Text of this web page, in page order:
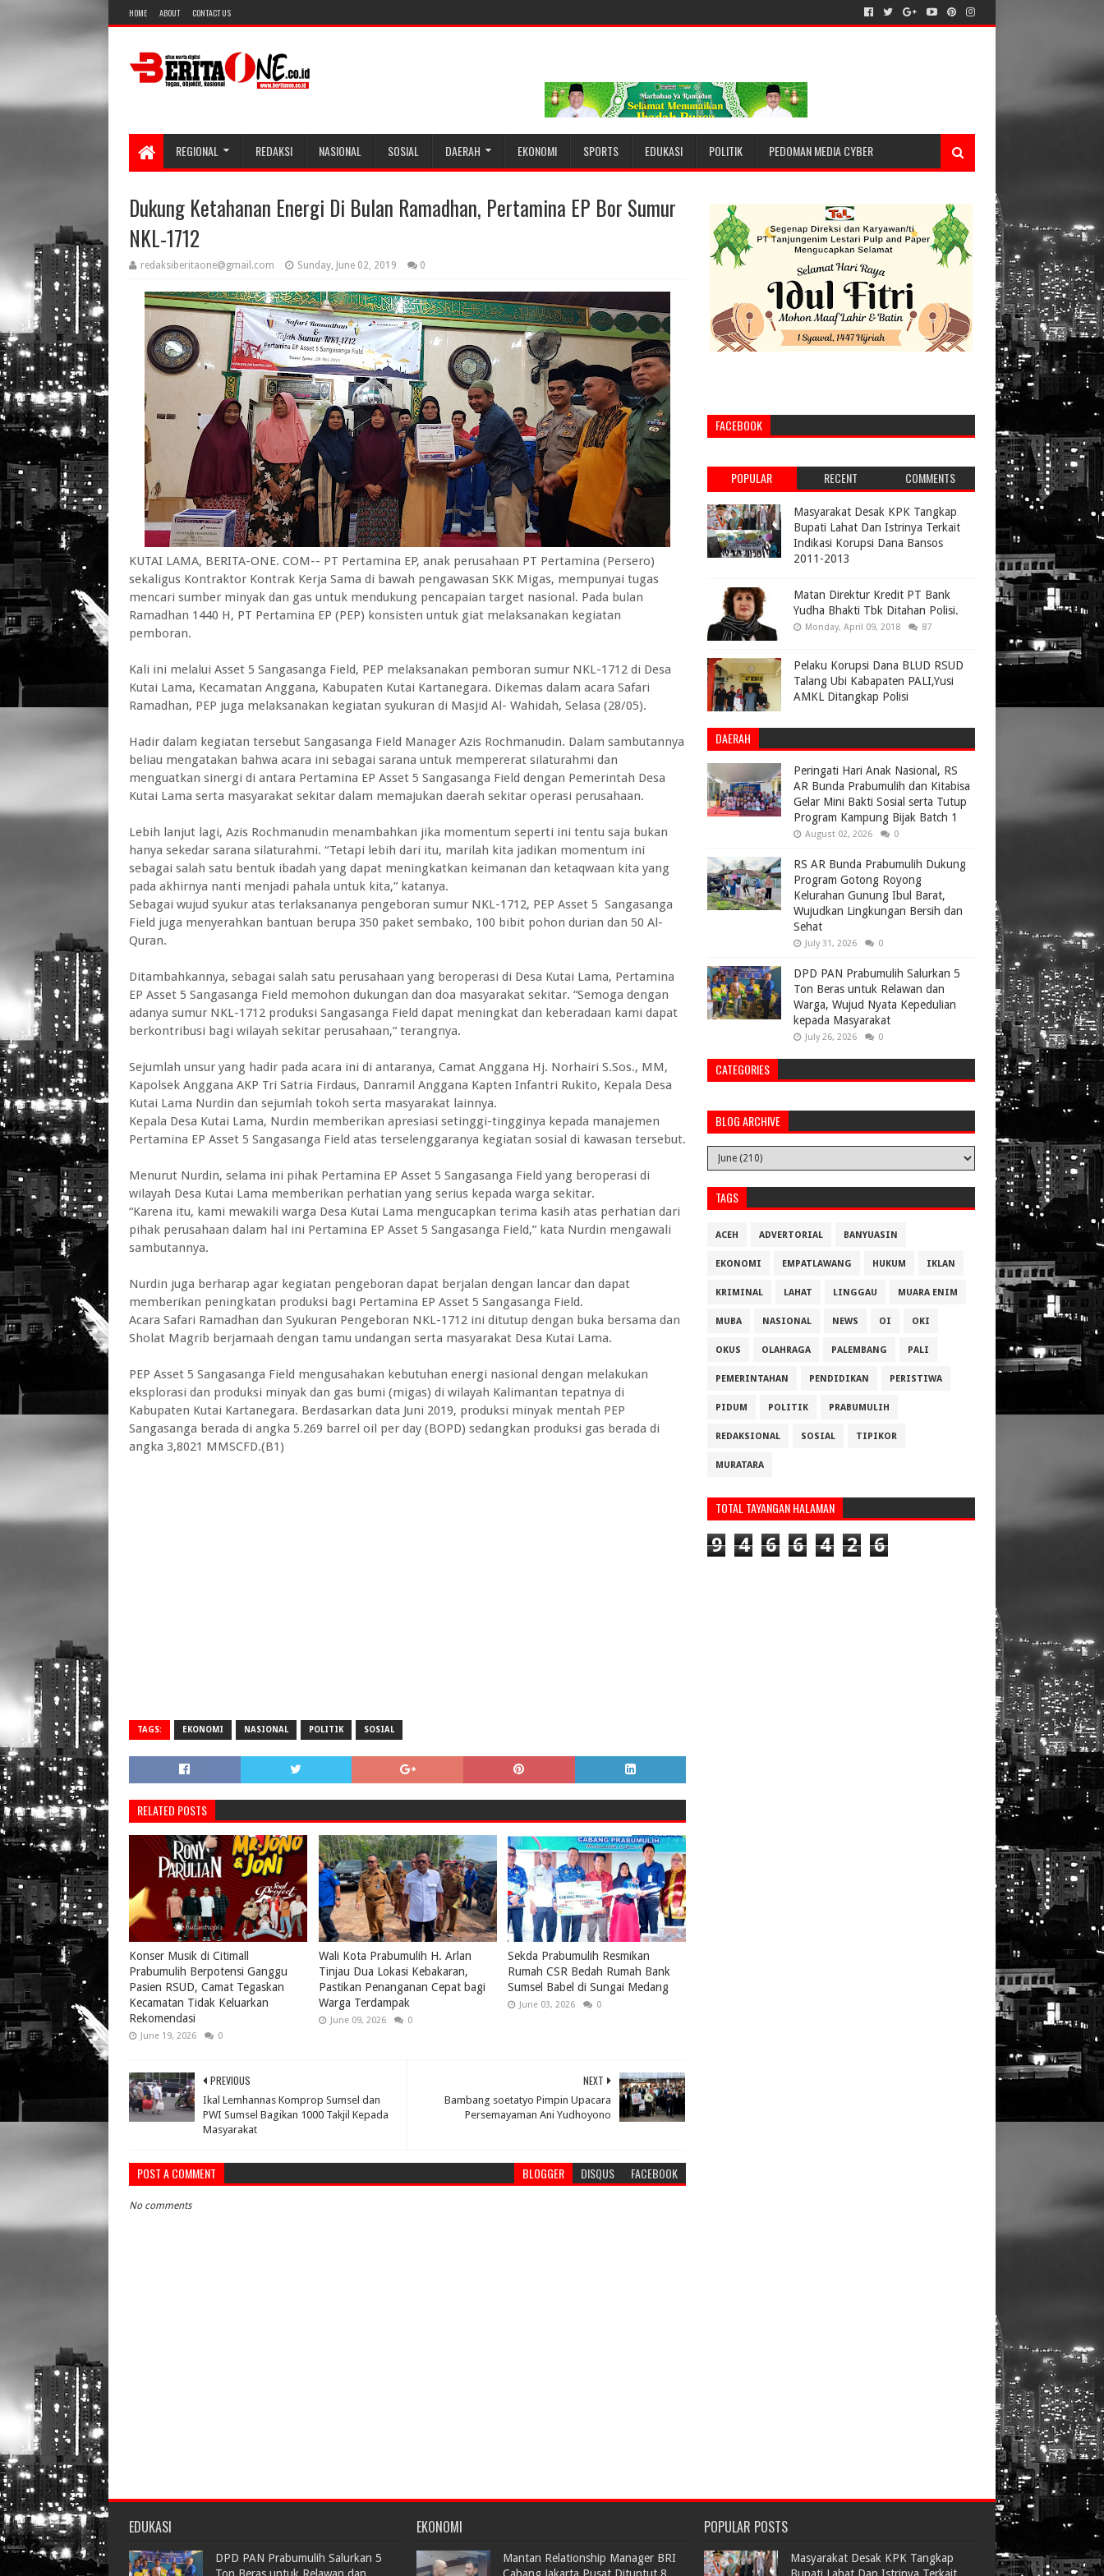
HOME ABOUT CONTACT US
REGIONAL REDAKSI NASIONAL SOSIAL DAERAH EKONOMI SPORTS EDUKASI POLITIK PEDOMAN MEDIA CYBER
Dukung Ketahanan Energi Di Bulan Ramadhan, Pertamina EP Bor Sumur
NKL-1712
redaksiberitaone@gmail.com Sunday, June 02, 2019 0
KUTAI LAMA, BERITA-ONE. COM-- PT Pertamina EP, anak perusahaan PT Pertamina (Persero)
sekaligus Kontraktor Kontrak Kerja Sama di bawah pengawasan SKK Migas, mempunyai tugas
mencari sumber minyak dan gas untuk mendukung pencapaian target nasional. Pada bulan
Ramadhan 1440 H, PT Pertamina EP (PEP) konsisten untuk giat melaksanakan kegiatan
pemboran.
Kali ini melalui Asset 5 Sangasanga Field, PEP melaksanakan pemboran sumur NKL-1712 di Desa
Kutai Lama, Kecamatan Anggana, Kabupaten Kutai Kartanegara. Dikemas dalam acara Safari
Ramadhan, PEP juga melaksanakan kegiatan syukuran di Masjid Al- Wahidah, Selasa (28/05).
Hadir dalam kegiatan tersebut Sangasanga Field Manager Azis Rochmanudin. Dalam sambutannya
beliau mengatakan bahwa acara ini sebagai sarana untuk mempererat silaturahmi dan
menguatkan sinergi di antara Pertamina EP Asset 5 Sangasanga Field dengan Pemerintah Desa
Kutai Lama serta masyarakat sekitar dalam memajukan daerah sekitar operasi perusahaan.
Lebih lanjut lagi, Azis Rochmanudin menambahkan jika momentum seperti ini tentu saja bukan
hanya sekedar sarana silaturahmi. “Tetapi lebih dari itu, marilah kita jadikan momentum ini
sebagai salah satu bentuk ibadah yang dapat meningkatkan keimanan dan ketaqwaan kita yang
pada akhirnya nanti menjadi pahala untuk kita,” katanya.
Sebagai wujud syukur atas terlaksananya pengeboran sumur NKL-1712, PEP Asset 5 Sangasanga
Field juga menyerahkan bantuan berupa 350 paket sembako, 100 bibit pohon durian dan 50 Al-
Quran.
Ditambahkannya, sebagai salah satu perusahaan yang beroperasi di Desa Kutai Lama, Pertamina
EP Asset 5 Sangasanga Field memohon dukungan dan doa masyarakat sekitar. “Semoga dengan
adanya sumur NKL-1712 produksi Sangasanga Field dapat meningkat dan keberadaan kami dapat
berkontribusi bagi wilayah sekitar perusahaan,” terangnya.
Sejumlah unsur yang hadir pada acara ini di antaranya, Camat Anggana Hj. Norhairi S.Sos., MM,
Kapolsek Anggana AKP Tri Satria Firdaus, Danramil Anggana Kapten Infantri Rukito, Kepala Desa
Kutai Lama Nurdin dan sejumlah tokoh serta masyarakat lainnya.
Kepala Desa Kutai Lama, Nurdin memberikan apresiasi setinggi-tingginya kepada manajemen
Pertamina EP Asset 5 Sangasanga Field atas terselenggaranya kegiatan sosial di kawasan tersebut.
Menurut Nurdin, selama ini pihak Pertamina EP Asset 5 Sangasanga Field yang beroperasi di
wilayah Desa Kutai Lama memberikan perhatian yang serius kepada warga sekitar.
“Karena itu, kami mewakili warga Desa Kutai Lama mengucapkan terima kasih atas perhatian dari
pihak perusahaan dalam hal ini Pertamina EP Asset 5 Sangasanga Field,” kata Nurdin mengawali
sambutannya.
Nurdin juga berharap agar kegiatan pengeboran dapat berjalan dengan lancar dan dapat
memberikan peningkatan produksi bagi Pertamina EP Asset 5 Sangasanga Field.
Acara Safari Ramadhan dan Syukuran Pengeboran NKL-1712 ini ditutup dengan buka bersama dan
Sholat Magrib berjamaah dengan tamu undangan serta masyarakat Desa Kutai Lama.
PEP Asset 5 Sangasanga Field mengusahakan kebutuhan energi nasional dengan melakukan
eksplorasi dan produksi minyak dan gas bumi (migas) di wilayah Kalimantan tepatnya di
Kabupaten Kutai Kartanegara. Berdasarkan data Juni 2019, produksi minyak mentah PEP
Sangasanga berada di angka 5.269 barrel oil per day (BOPD) sedangkan produksi gas berada di
angka 3,8021 MMSCFD.(B1)
TAGS: EKONOMI NASIONAL POLITIK SOSIAL
RELATED POSTS
Konser Musik di Citimall
Prabumulih Berpotensi Ganggu
Pasien RSUD, Camat Tegaskan
Kecamatan Tidak Keluarkan
Rekomendasi
June 19, 2026 0
Wali Kota Prabumulih H. Arlan
Tinjau Dua Lokasi Kebakaran,
Pastikan Penanganan Cepat bagi
Warga Terdampak
June 09, 2026 0
Sekda Prabumulih Resmikan
Rumah CSR Bedah Rumah Bank
Sumsel Babel di Sungai Medang
June 03, 2026 0
NEXT
Bambang soetatyo Pimpin Upacara
Persemayaman Ani Yudhoyono
PREVIOUS
Ikal Lemhannas Komprop Sumsel dan
PWI Sumsel Bagikan 1000 Takjil Kepada
Masyarakat
POST A COMMENT BLOGGER DISQUS FACEBOOK
No comments
FACEBOOK
POPULAR RECENT COMMENTS
Masyarakat Desak KPK Tangkap
Bupati Lahat Dan Istrinya Terkait
Indikasi Korupsi Dana Bansos
2011-2013
Matan Direktur Kredit PT Bank
Yudha Bhakti Tbk Ditahan Polisi.
Monday, April 09, 2018 87
Pelaku Korupsi Dana BLUD RSUD
Talang Ubi Kabapaten PALI,Yusi
AMKL Ditangkap Polisi
DAERAH
Peringati Hari Anak Nasional, RS
AR Bunda Prabumulih dan Kitabisa
Gelar Mini Bakti Sosial serta Tutup
Program Kampung Bijak Batch 1
August 02, 2026 0
RS AR Bunda Prabumulih Dukung
Program Gotong Royong
Kelurahan Gunung Ibul Barat,
Wujudkan Lingkungan Bersih dan
Sehat
July 31, 2026 0
DPD PAN Prabumulih Salurkan 5
Ton Beras untuk Relawan dan
Warga, Wujud Nyata Kepedulian
kepada Masyarakat
July 26, 2026 0
CATEGORIES
BLOG ARCHIVE
TAGS
ACEH ADVERTORIAL BANYUASIN
EKONOMI EMPATLAWANG HUKUM IKLAN
KRIMINAL LAHAT LINGGAU MUARA ENIM
MUBA NASIONAL NEWS OI OKI
OKUS OLAHRAGA PALEMBANG PALI
PEMERINTAHAN PENDIDIKAN PERISTIWA
PIDUM POLITIK PRABUMULIH
REDAKSIONAL SOSIAL TIPIKOR
MURATARA
TOTAL TAYANGAN HALAMAN
9 4 6 6 4 2 6
EDUKASI
DPD PAN Prabumulih Salurkan 5
EKONOMI
Mantan Relationship Manager BRI
POPULAR POSTS
Masyarakat Desak KPK Tangkap